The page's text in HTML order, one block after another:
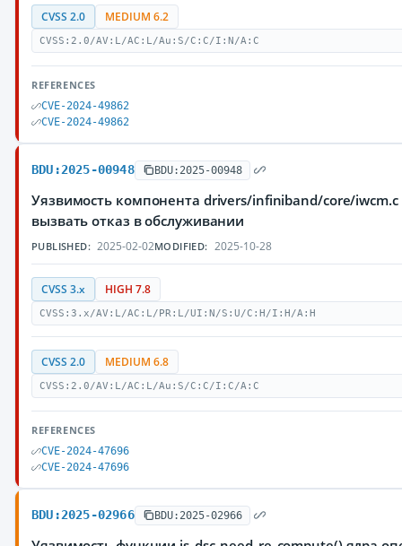
CVSS 2.0 MEDIUM 6.2
CVSS:2.0/AV:L/AC:L/Au:S/C:C/I:N/A:C
REFERENCES
CVE-2024-49862
CVE-2024-49862
BDU:2025-00948 BDU:2025-00948
Уязвимость компонента drivers/infiniband/core/
вызвать отказ в обслуживании
PUBLISHED: 2025-02-02MODIFIED: 2025-10-28
CVSS 3.x HIGH 7.8
CVSS:3.x/AV:L/AC:L/PR:L/UI:N/S:U/C:H/I:H/A:H
CVSS 2.0 MEDIUM 6.8
CVSS:2.0/AV:L/AC:L/Au:S/C:C/I:C/A:C
REFERENCES
CVE-2024-47696
CVE-2024-47696
BDU:2025-02966 BDU:2025-02966